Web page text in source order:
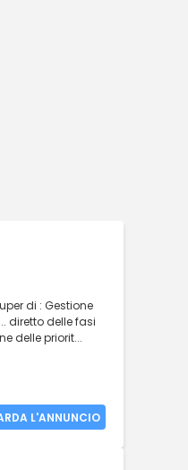
di : Gestione
diretto delle fasi
delle priorit...
L'ANNUNCIO